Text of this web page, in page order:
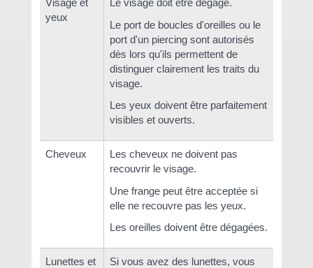
Visage et
yeux
Le visage doit être dégagé.
Le port de boucles d'oreilles ou le
port d'un piercing sont autorisés
dès lors qu'ils permettent de
distinguer clairement les traits du
visage.
Les yeux doivent être parfaitement
visibles et ouverts.
Cheveux
Les cheveux ne doivent pas
recouvrir le visage.
Une frange peut être acceptée si
elle ne recouvre pas les yeux.
Les oreilles doivent être dégagées.
Lunettes et
Si vous avez des lunettes, vous